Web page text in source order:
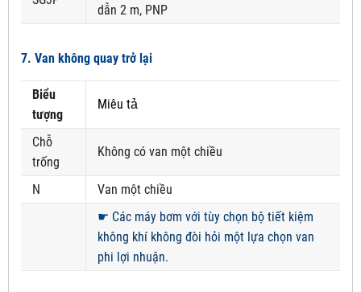
dẫn 2 m, PNP
7. Van không quay trở lại
Biểu
tượng
Miêu tả
Chỗ
trống
Không có van một chiều
N
Van một chiều
☛ Các máy bơm với tùy chọn bộ tiết kiệm
không khí không đòi hỏi một lựa chọn van
phi lợi nhuận.